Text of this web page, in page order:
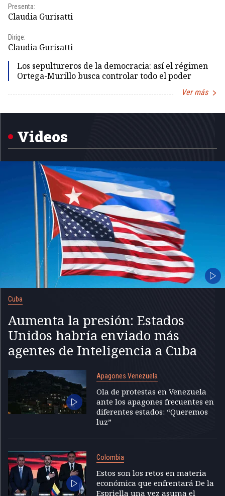
Presenta:
Claudia Gurisatti
Dirige:
Claudia Gurisatti
Los sepultureros de la democracia: así el régimen
Ortega-Murillo busca controlar todo el poder
Ver más
Videos
Cuba
Aumenta la presión: Estados
Unidos habría enviado más
agentes de Inteligencia a Cuba
Apagones Venezuela
Ola de protestas en Venezuela
ante los apagones frecuentes en
diferentes estados: “Queremos
luz”
Colombia
Estos son los retos en materia
económica que enfrentará De la
Espriella una vez asuma el